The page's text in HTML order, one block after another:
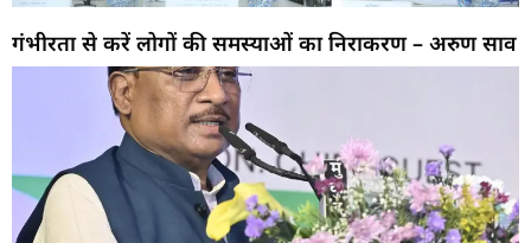
गंभीरता से करें लोगों की समस्याओं का निराकरण – अरुण साव